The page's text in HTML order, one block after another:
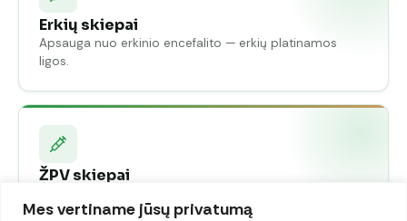
Mes vertiname jūsų privatumą
Erkių skiepai
Apsauga nuo erkinio encefalito — erkių platinamos
ligos.
ŽPV skiepai
sukeliamų vėžių.